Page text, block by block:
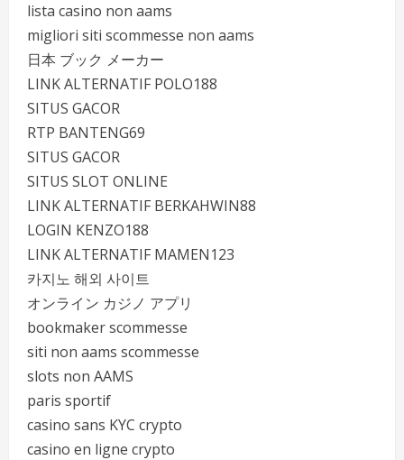
lista casino non aams
migliori siti scommesse non aams
日本 ブック メーカー
LINK ALTERNATIF POLO188
SITUS GACOR
RTP BANTENG69
SITUS GACOR
SITUS SLOT ONLINE
LINK ALTERNATIF BERKAHWIN88
LOGIN KENZO188
LINK ALTERNATIF MAMEN123
카지노 해외 사이트
オンライン カジノ アプリ
bookmaker scommesse
siti non aams scommesse
slots non AAMS
paris sportif
casino sans KYC crypto
casino en ligne crypto